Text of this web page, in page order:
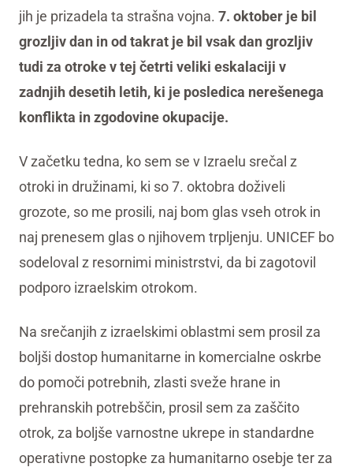
jih je prizadela ta strašna vojna. 7. oktober je bil
grozljiv dan in od takrat je bil vsak dan grozljiv
tudi za otroke v tej četrti veliki eskalaciji v
zadnjih desetih letih, ki je posledica nerešenega
konflikta in zgodovine okupacije.
V začetku tedna, ko sem se v Izraelu srečal z
otroki in družinami, ki so 7. oktobra doživeli
grozote, so me prosili, naj bom glas vseh otrok in
naj prenesem glas o njihovem trpljenju. UNICEF bo
sodeloval z resornimi ministrstvi, da bi zagotovil
podporo izraelskim otrokom.
Na srečanjih z izraelskimi oblastmi sem prosil za
boljši dostop humanitarne in komercialne oskrbe
do pomoči potrebnih, zlasti sveže hrane in
prehranskih potrebščin, prosil sem za zaščito
otrok, za boljše varnostne ukrepe in standardne
operativne postopke za humanitarno osebje ter za